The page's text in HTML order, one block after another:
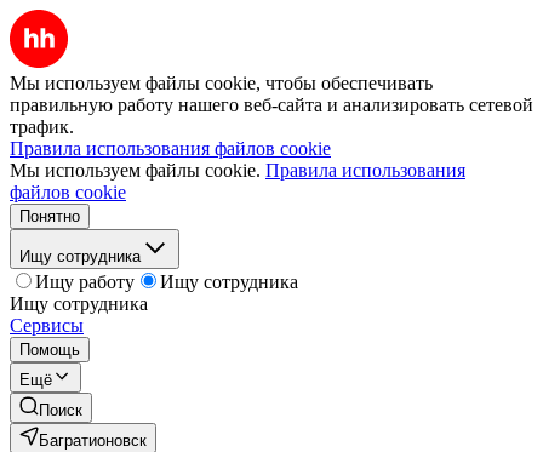
Мы используем файлы cookie, чтобы обеспечивать
правильную работу нашего веб-сайта и анализировать сетевой
трафик.
Правила использования файлов cookie
Мы используем файлы cookie. Правила использования
файлов cookie
Понятно
Ищу сотрудника
Ищу работу
Ищу сотрудника
Ищу сотрудника
Сервисы
Помощь
Ещё
Поиск
Багратионовск